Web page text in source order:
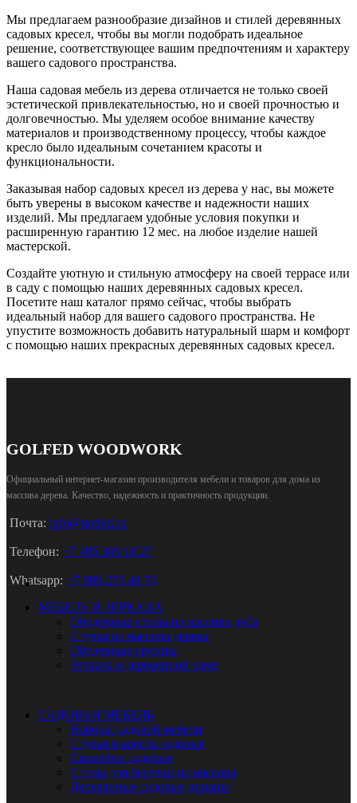
Мы предлагаем разнообразие дизайнов и стилей деревянных
садовых кресел, чтобы вы могли подобрать идеальное
решение, соответствующее вашим предпочтениям и характеру
вашего садового пространства.
Наша садовая мебель из дерева отличается не только своей
эстетической привлекательностью, но и своей прочностью и
долговечностью. Мы уделяем особое внимание качеству
материалов и производственному процессу, чтобы каждое
кресло было идеальным сочетанием красоты и
функциональности.
Заказывая набор садовых кресел из дерева у нас, вы можете
быть уверены в высоком качестве и надежности наших
изделий. Мы предлагаем удобные условия покупки и
расширенную гарантию 12 мес. на любое изделие нашей
мастерской.
Создайте уютную и стильную атмосферу на своей террасе или
в саду с помощью наших деревянных садовых кресел.
Посетите наш каталог прямо сейчас, чтобы выбрать
идеальный набор для вашего садового пространства. Не
упустите возможность добавить натуральный шарм и комфорт
с помощью наших прекрасных деревянных садовых кресел.
GOLFED WOODWORK
Официальный интернет-магазин производителя мебели и товаров для дома из
массива дерева Качество, надежность и практичность продукции.
Почта: info@golfed.ru
Телефон: +7 495 369 18 27
Whatsapp: +7 985 275 48 75
МЕБЕЛЬ И ЗЕРКАЛА
Обеденные столы из массива дуба
Стулья из массива дерева
Обеденные группы
Зеркала в деревянной раме
САДОВАЯ МЕБЕЛЬ
Наборы садовой мебели
Стулья и кресла садовые
Скамейки садовые
Столы для беседки из массива
Деревянные садовые диваны